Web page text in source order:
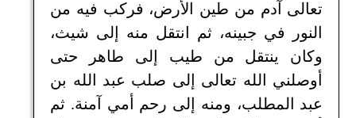
تعالى آدم من طين الأرض، فركب فيه من
النور في جبينه، ثم انتقل منه إلى شيث،
وكان ينتقل من طيب إلى طاهر حتى
أوصلني الله تعالى إلى صلب عبد الله بن
عبد المطلب، ومنه إلى رحم أمي آمنة. ثم